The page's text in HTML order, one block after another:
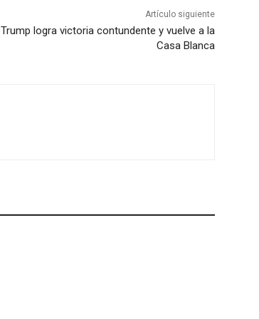
Artículo siguiente
Trump logra victoria contundente y vuelve a la
Casa Blanca